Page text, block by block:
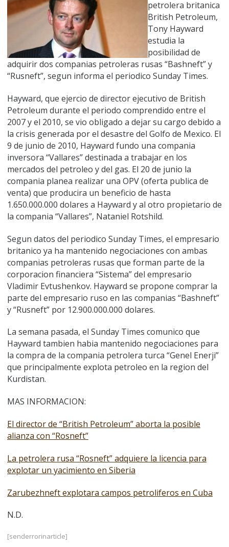
petrolera britanica
British Petroleum,
Tony Hayward
estudia la
posibilidad de
adquirir dos companias petroleras rusas “Bashneft” y
“Rusneft”, segun informa el periodico Sunday Times.
Hayward, que ejercio de director ejecutivo de British
Petroleum durante el periodo comprendido entre el
2007 y el 2010, se vio obligado a dejar su cargo debido a
la crisis generada por el desastre del Golfo de Mexico. El
9 de junio de 2010, Hayward fundo una compania
inversora “Vallares” destinada a trabajar en los
mercados del petroleo y del gas. El 20 de junio la
compania planea realizar una OPV (oferta publica de
venta) que producira un beneficio de hasta
1.650.000.000 dolares a Hayward y al otro propietario de
la compania “Vallares”, Nataniel Rotshild.
Segun datos del periodico Sunday Times, el empresario
britanico ya ha mantenido negociaciones con ambas
companias petroleras rusas que forman parte de la
corporacion financiera “Sistema” del empresario
Vladimir Evtushenkov. Hayward se propone comprar la
parte del empresario ruso en las companias “Bashneft”
y “Rusneft” por 12.900.000.000 dolares.
La semana pasada, el Sunday Times comunico que
Hayward tambien habia mantenido negociaciones para
la compra de la compania petrolera turca “Genel Enerji”
que principalmente explota petroleo en la region del
Kurdistan.
MAS INFORMACION:
El director de “British Petroleum” aborta la posible
alianza con “Rosneft”
La petrolera rusa “Rosneft” adquiere la licencia para
explotar un yacimiento en Siberia
Zarubezhneft explotara campos petroliferos en Cuba
N.D.
[senderrorinarticle]